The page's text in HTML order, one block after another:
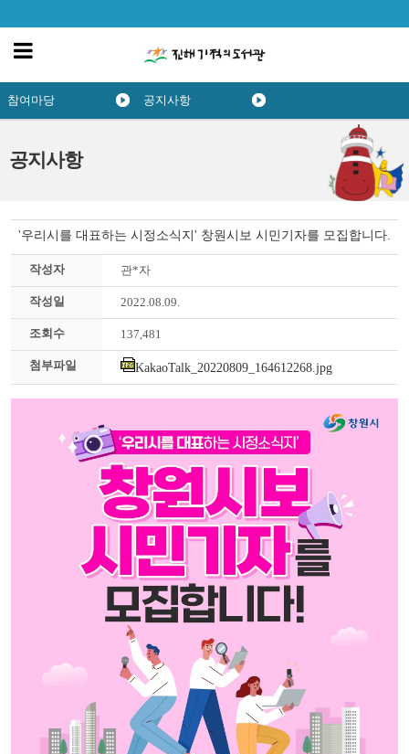
공지사항
참여마당 공지사항
'우리시를 대표하는 시정소식지' 창원시보 시민기자를 모집합니다.
작성자 관*자
작성일 2022.08.09.
조회수 137,481
첨부파일 KakaoTalk_20220809_164612268.jpg